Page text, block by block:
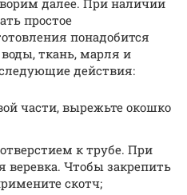
простое
понадобится
ткань, марля и
действия:
части, вырежьте окошко
к трубе. При
веревка. Чтобы закрепить
скотч;